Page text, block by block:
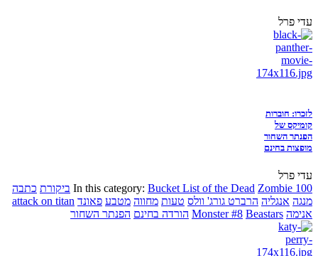
עדי פרל
לזכרו: חוברות
קומיקס של
הפנתר השחור
מופצות בחינם
עדי פרל
In this category: Bucket List of the Dead Zombie 100 ביקורת כתבה
מנגה אנגליה הרברט גורג' וולס טעות מחווה מטבע פאונד attack on titan
אנימה
Monster #8 Beastars הורדה בחינם הפנתר השחור